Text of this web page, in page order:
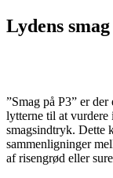
Lydens smag
”Smag på P3” er
lytterne til at
smagsindtryk. Dette
sammenligninger
af risengrød eller